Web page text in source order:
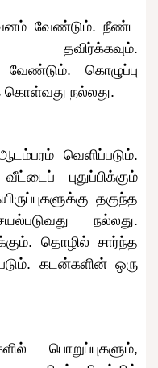
வேண்டும். நீண்ட
தவிர்க்கவும்.
கொழுப்பு
கொள்வது நல்லது.
வெளிப்படும்.
புதுப்பிக்கும்
தகுந்த
நல்லது.
தொழில் சார்ந்த
கடன்களின் ஒரு
பொறுப்புகளும்,